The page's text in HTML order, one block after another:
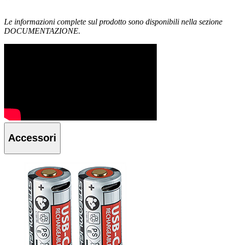
Le informazioni complete sul prodotto sono disponibili nella sezione
DOCUMENTAZIONE.
Accessori